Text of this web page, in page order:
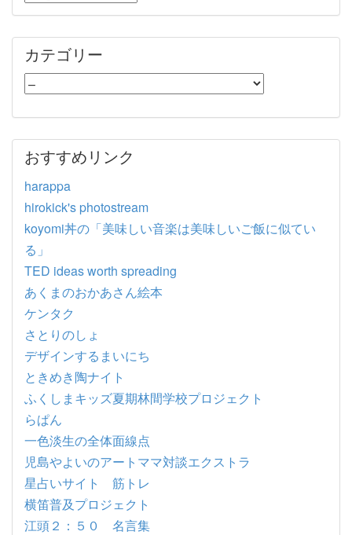
カテゴリー
おすすめリンク
harappa
hirokick's photostream
koyomi丼の「美味しい音楽は美味しいご飯に似てい
る」
TED ideas worth spreading
あくまのおかあさん絵本
ケンタク
さとりのしょ
デザインするまいにち
ときめき陶ナイト
ふくしまキッズ夏期林間学校プロジェクト
らぱん
一色淡生の全体面線点
児島やよいのアートママ対談エクストラ
星占いサイト 筋トレ
横笛普及プロジェクト
江頭２：５０ 名言集